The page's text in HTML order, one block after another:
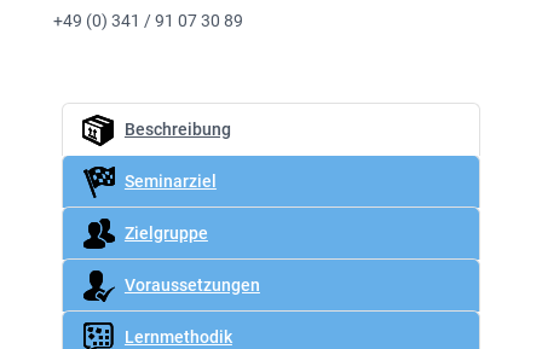
+49 (0) 341 / 91 07 30 89
Beschreibung
Seminarziel
Zielgruppe
Voraussetzungen
Lernmethodik